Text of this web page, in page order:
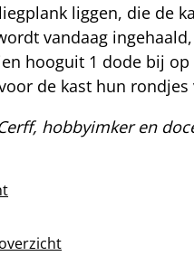
liggen, die de
vandaag
hooguit 1 dode bij
de kast hun
hobbyimker en